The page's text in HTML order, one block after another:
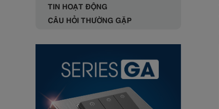
TIN HOẠT ĐỘNG
CÂU HỎI THƯỜNG GẶP